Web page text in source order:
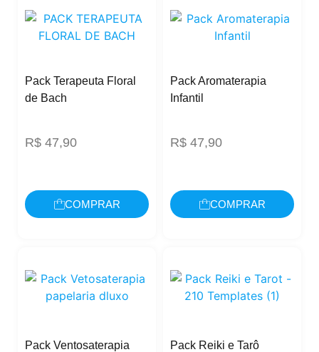
Pack Terapeuta Floral
de Bach
R$ 47,90
COMPRAR
Pack Aromaterapia
Infantil
R$ 47,90
COMPRAR
Pack Ventosaterapia Pack Reiki e Tarô